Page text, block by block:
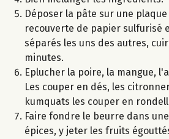
Déposer la pâte sur une
recouverte de papier sulfurisé
séparés les uns des autres,
minutes.
Eplucher la poire, la mangue,
Les couper en dés, les
kumquats les couper en
Faire fondre le beurre dans
épices, y jeter les fruits